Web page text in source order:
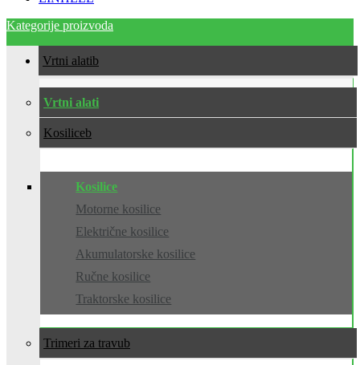
Kategorije proizvoda
Vrtni alati
Vrtni alati
Kosilice
Kosilice
Motorne kosilice
Električne kosilice
Akumulatorske kosilice
Ručne kosilice
Traktorske kosilice
Trimeri za travu